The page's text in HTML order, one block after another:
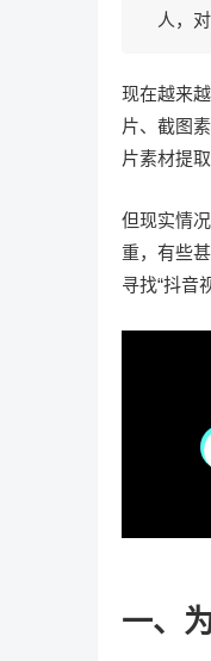
人，
现在越来
片、截图
片素材提
但现实情
重，有些
寻找“抖音
一、